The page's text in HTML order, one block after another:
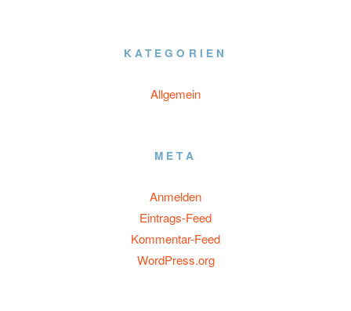
KATEGORIEN
Allgemein
META
Anmelden
Eintrags-Feed
Kommentar-Feed
WordPress.org